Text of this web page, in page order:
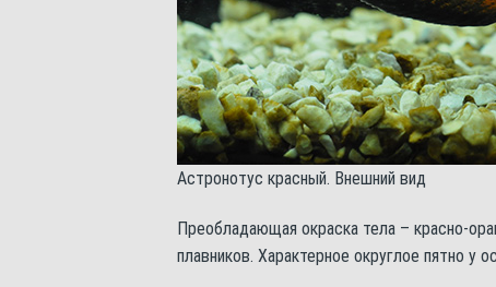
Астронотус красный. Внешний вид
Преобладающая окраска тела – красно-
плавников. Характерное округлое пятно у